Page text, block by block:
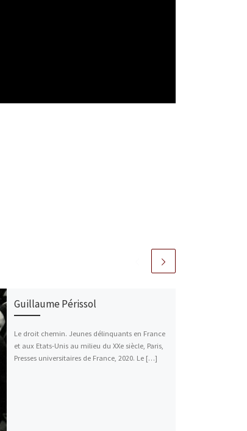
Guillaume Périssol
Le droit chemin. Jeunes délinquants en France
et aux Etats-Unis au milieu du XXe siècle, Paris,
Presses universitaires de France, 2020. Le […]